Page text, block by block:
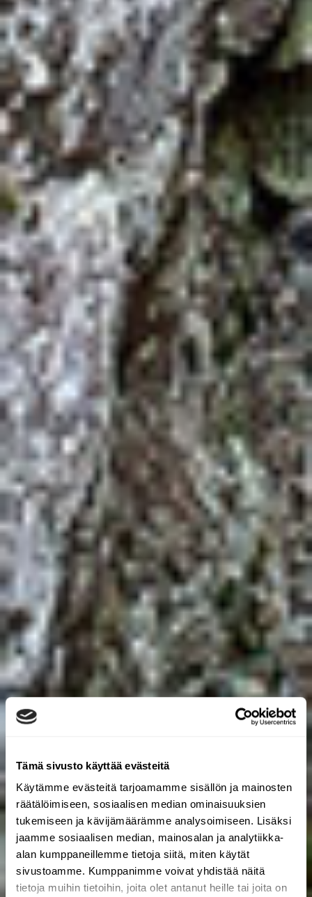
Tämä sivusto käyttää evästeitä
Käytämme evästeitä tarjoamamme sisällön ja mainosten
räätälöimiseen, sosiaalisen median ominaisuuksien
tukemiseen ja kävijämäärämme analysoimiseen. Lisäksi
jaamme sosiaalisen median, mainosalan ja analytiikka-
alan kumppaneillemme tietoja siitä, miten käytät
sivustoamme. Kumppanimme voivat yhdistää näitä
tietoja muihin tietoihin, joita olet antanut heille tai joita on